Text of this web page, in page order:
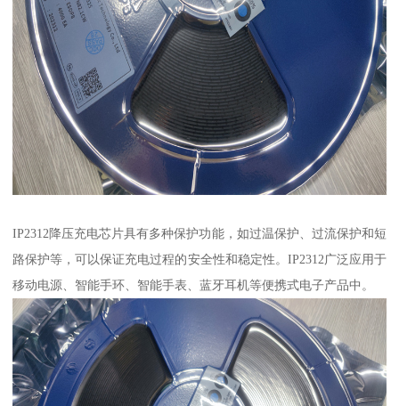
IP2312降压充电芯片具有多种保护功能，如过温保护、过流保护和短
路保护等，可以保证充电过程的安全性和稳定性。IP2312广泛应用于
移动电源、智能手环、智能手表、蓝牙耳机等便携式电子产品中。